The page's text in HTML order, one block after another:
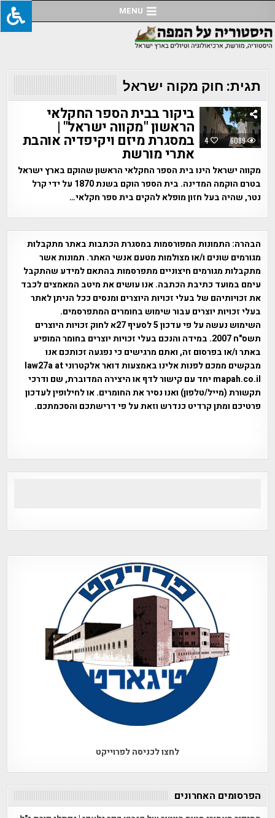
to
content
MENU
תגית: חוק מקוה ישראל
4 6089
ביקור בבית הספר החקלאי
הראשון "מקווה ישראל" |
במסגרת מיזם ויקיפדיה אוהבת
אתרי מורשת
מקווה ישראל הינו בית הספר החקלאי הראשון שהוקם בארץ ישראל
בטרם הוקמה המדינה. בית הספר הוקם בשנת 1870 על ידי קרל
נטר, שהיה בעל חזון מופלא להקים בית ספר חקלאי…
הבהרה: התמונות המפורסמות במסגרת הכתבות באתר מתקבלות
מגורמים שונים ו/או מצולמות מטעם אנשי האתר. תמונות אשר
מתקבלות מגורמים חיצוניים מתפרסמות בהתאם למידע שהתקבל
עימם במועד כתיבת הכתבה. אנו עושים את מיטב המאמצים לכבד
את זכויותיהם של בעלי זכויות היוצרים ומנסים ככל הניתן לאתר
בעלי זכויות יוצרים עבור שימוש בחומרים המתפרסמים.
השימוש נעשה על פי עדכון 5 לסעיף 27א לחוק זכויות היוצרים
תשס"ח 2007. במידה והנכם בעלי זכויות יוצרים בחומר המופיע
באתר ו/או בפרסום זה, ואתם מרגישים כי נפגעה זכותכם אנו
מבקשים ממכם לפנות אלינו באמצעות דואר אלקטרוני law27a at
mapah.co.il יחד עם קישור לדף או היצירה המדוברת, שם ודרכי
תקשורת (מייל/טלפון) ואנו נסיר את החומרים. או לחילופין לעדכון
פרטיכם ומתן קרדיט כנדרש וזאת על פי דרישתכם והסכמתכם.
לחצו לכניסה לפרוייקט
הפרסומים האחרונים